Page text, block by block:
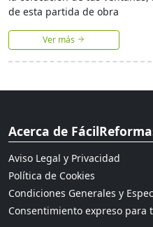
de esta partida de obra
Ver más
Acerca de
Aviso Legal y Privacidad
Política de Cookies
Condiciones Generales y
Consentimiento expreso para